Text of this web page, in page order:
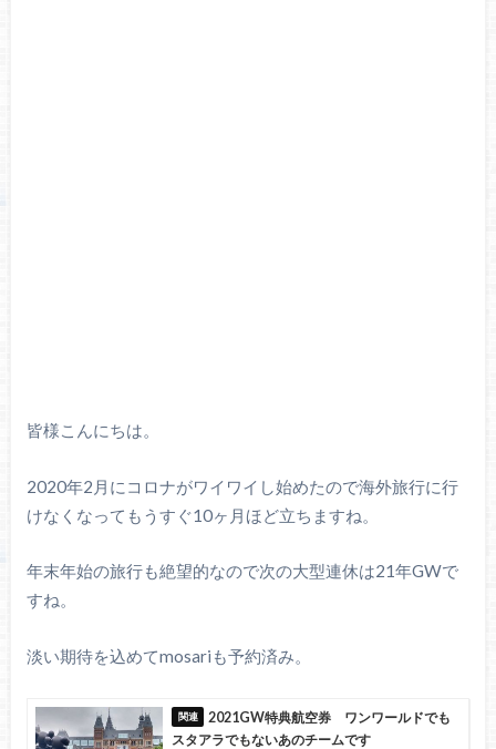
皆様こんにちは。
2020年2月にコロナがワイワイし始めたので海外旅行に行
けなくなってもうすぐ10ヶ月ほど立ちますね。
年末年始の旅行も絶望的なので次の大型連休は21年GWで
すね。
淡い期待を込めてmosariも予約済み。
2021GW特典航空券 ワンワールドでも
スタアラでもないあのチームです